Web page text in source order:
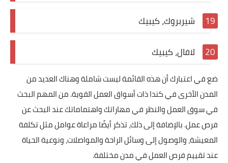
شيربروك، كيبيك
لافال، كيبيك
ضع في اعتبارك أن هذه القائمة ليست شاملة وهناك العديد من
المدن الأخرى في كندا ذات أسواق العمل القوية. من المهم البحث
في سوق العمل والنظر في مهاراتك واهتماماتك عند البحث عن
فرص عمل. بالإضافة إلى ذلك، تذكر أيضًا مراعاة عوامل مثل تكلفة
المعيشة، والوصول إلى وسائل الراحة والمواصلات، ونوعية الحياة
عند تقييم فرص العمل في مدن مختلفة.